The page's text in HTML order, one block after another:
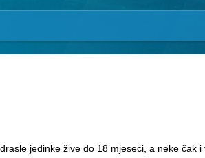
jedinke žive do 18 mjeseci, a neke čak